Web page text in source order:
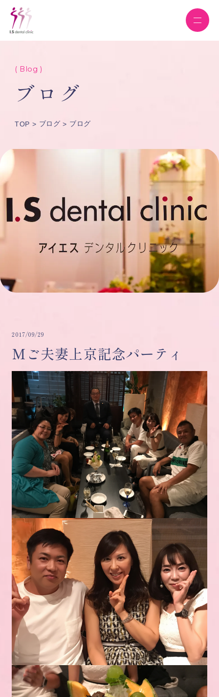
( Blog )
ブログ
TOP ブログ ブログ
2017/09/29
Mご夫妻上京記念パーティ